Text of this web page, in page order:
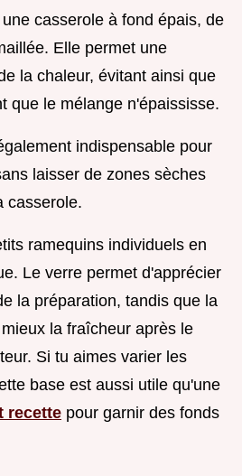
casserole à fond épais, de
Elle permet une
la chaleur, évitant ainsi que
que le mélange n'épaississe.
indispensable pour
laisser de zones sèches
casserole.
ramequins individuels en
Le verre permet d'apprécier
la préparation, tandis que la
la fraîcheur après le
Si tu aimes varier les
base est aussi utile qu'une
recette pour garnir des fonds